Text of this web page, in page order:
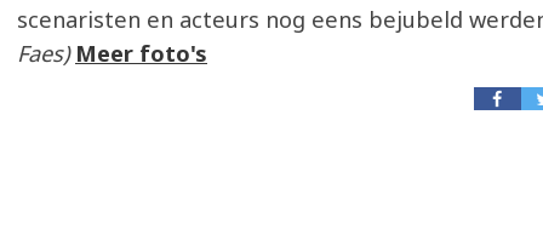
scenaristen en acteurs nog eens bejubeld
Faes) Meer foto's